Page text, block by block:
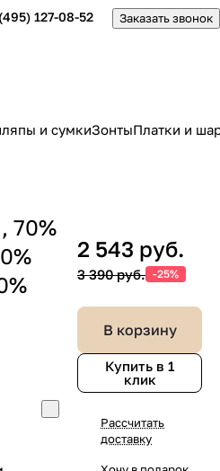
127-08-52 Заказать звонок
и сумкиЗонтыПлатки и
70%
2 543 руб.
3 390 руб. -25%
В корзину
Купить в 1
клик
Рассчитать
доставку